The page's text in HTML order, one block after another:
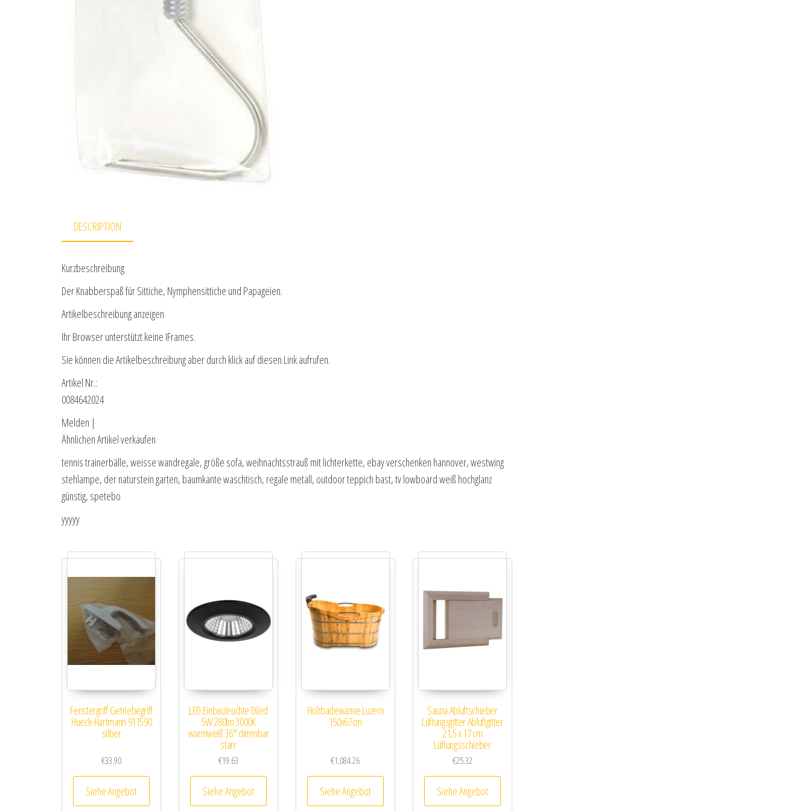
DESCRIPTION
Kurzbeschreibung
Der Knabberspaß für Sittiche, Nymphensittiche und Papageien.
Artikelbeschreibung anzeigen
Ihr Browser unterstützt keine IFrames.
Sie können die Artikelbeschreibung aber durch klick auf diesen Link aufrufen.
Artikel Nr.:
0084642024
Melden |
Ähnlichen Artikel verkaufen
tennis trainerbälle, weisse wandregale, größe sofa, weihnachtsstrauß mit lichterkette, ebay verschenken hannover, westwing
stehlampe, der naturstein garten, baumkante waschtisch, regale metall, outdoor teppich bast, tv lowboard weiß hochglanz
günstig, spetebo
yyyyy
Fenstergriff Getriebegriff
Hueck-Hartmann 911590
silber
€33.90
Siehe Angebot
LED Einbauleuchte Diled
5W 280lm 3000K
warmweiß 36° dimmbar
starr
€19.63
Siehe Angebot
Holzbadewanne Luzern
150x67cm
€1,084.26
Siehe Angebot
Sauna Abluftschieber
Lüftungsgitter Abluftgitter
21,5 x 17 cm
Lüftungsschieber
€25.32
Siehe Angebot